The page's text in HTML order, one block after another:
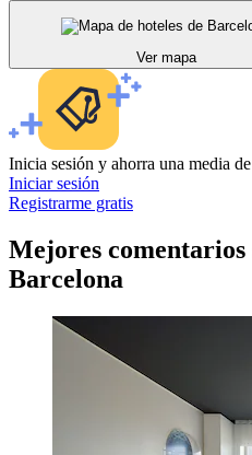
Ver mapa
Inicia sesión y ahorra una media
Iniciar sesión
Registrarme gratis
Mejores comentarios
Barcelona